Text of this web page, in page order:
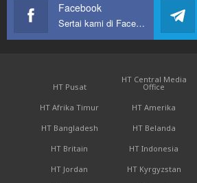
Facebook
Sertai kami di Facebook
HT Pusat
HT Central Media
Office
HT Afrika Timur
HT Amerika
HT Bangladesh
HT Belanda
HT Britain
HT Indonesia
HT Jordan
HT Kyrgyzstan